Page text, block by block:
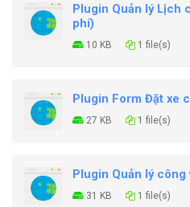
Plugin Quản lý Lịch
phí)
10 KB 1 file(s)
Plugin Form Đặt xe
27 KB 1 file(s)
Plugin Quản lý công
31 KB 1 file(s)